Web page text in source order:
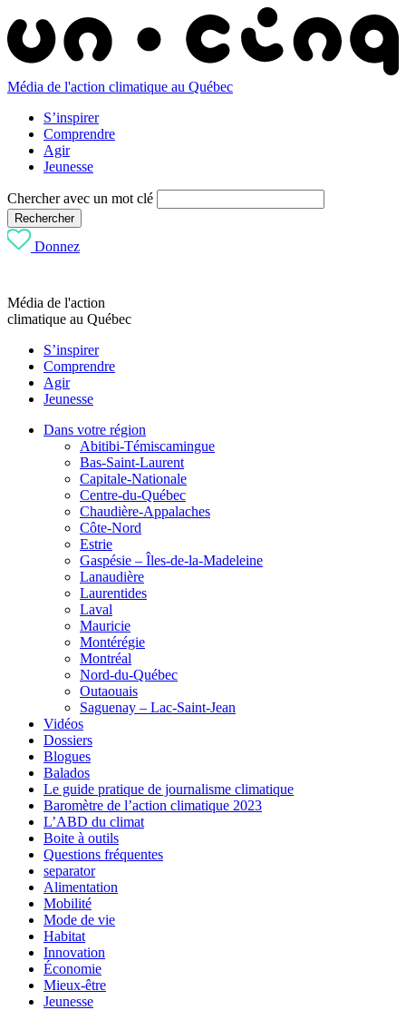
Média de l'action climatique au Québec
S’inspirer
Comprendre
Agir
Jeunesse
Chercher avec un mot clé
Rechercher
Donnez
Média de l'action
climatique au Québec
S’inspirer
Comprendre
Agir
Jeunesse
Dans votre région
Abitibi-Témiscamingue
Bas-Saint-Laurent
Capitale-Nationale
Centre-du-Québec
Chaudière-Appalaches
Côte-Nord
Estrie
Gaspésie – Îles-de-la-Madeleine
Lanaudière
Laurentides
Laval
Mauricie
Montérégie
Montréal
Nord-du-Québec
Outaouais
Saguenay – Lac-Saint-Jean
Vidéos
Dossiers
Blogues
Balados
Le guide pratique de journalisme climatique
Baromètre de l’action climatique 2023
L’ABD du climat
Boite à outils
Questions fréquentes
separator
Alimentation
Mobilité
Mode de vie
Habitat
Innovation
Économie
Mieux-être
Jeunesse